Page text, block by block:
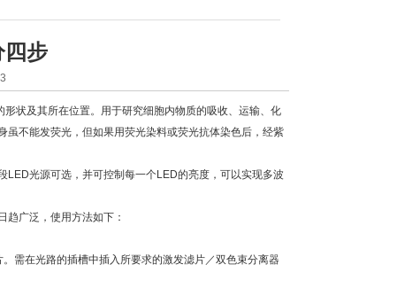
四步
状及其所在位置。用于研究细胞内物质的吸收、运输、化
不能发荧光，但如果用荧光染料或荧光抗体染色后，经紫
光源可选，并可控制每一个LED的亮度，可以实现多波
广泛，使用方法如下：
需在光路的插槽中插入所要求的激发滤片／双色束分离器